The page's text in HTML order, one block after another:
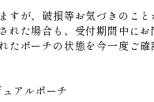
すが、破損等お気づきのこ
れた場合も、受付期間中にお
たポーチの状態を今一度ご
アルポーチ